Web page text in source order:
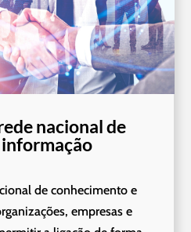
nacional de
de conhecimento e
empresas e